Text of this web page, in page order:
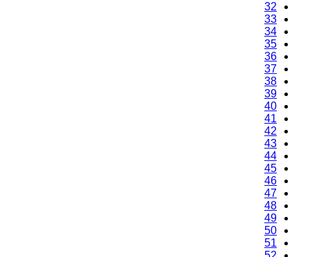
32
33
34
35
36
37
38
39
40
41
42
43
44
45
46
47
48
49
50
51